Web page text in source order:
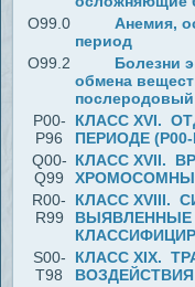
O99.0
Анемия,
период
O99.2
Болезни
обмена
P00-
P96
КЛАСС ХVI.
ПЕРИОДЕ (P00-
Q00-
Q99
КЛАСС XVII.
R00-
R99
КЛАСС XVIII.
ВЫЯВЛЕННЫЕ
S00-
T98
КЛАСС XIX.
ВОЗДЕЙСТВИЯ